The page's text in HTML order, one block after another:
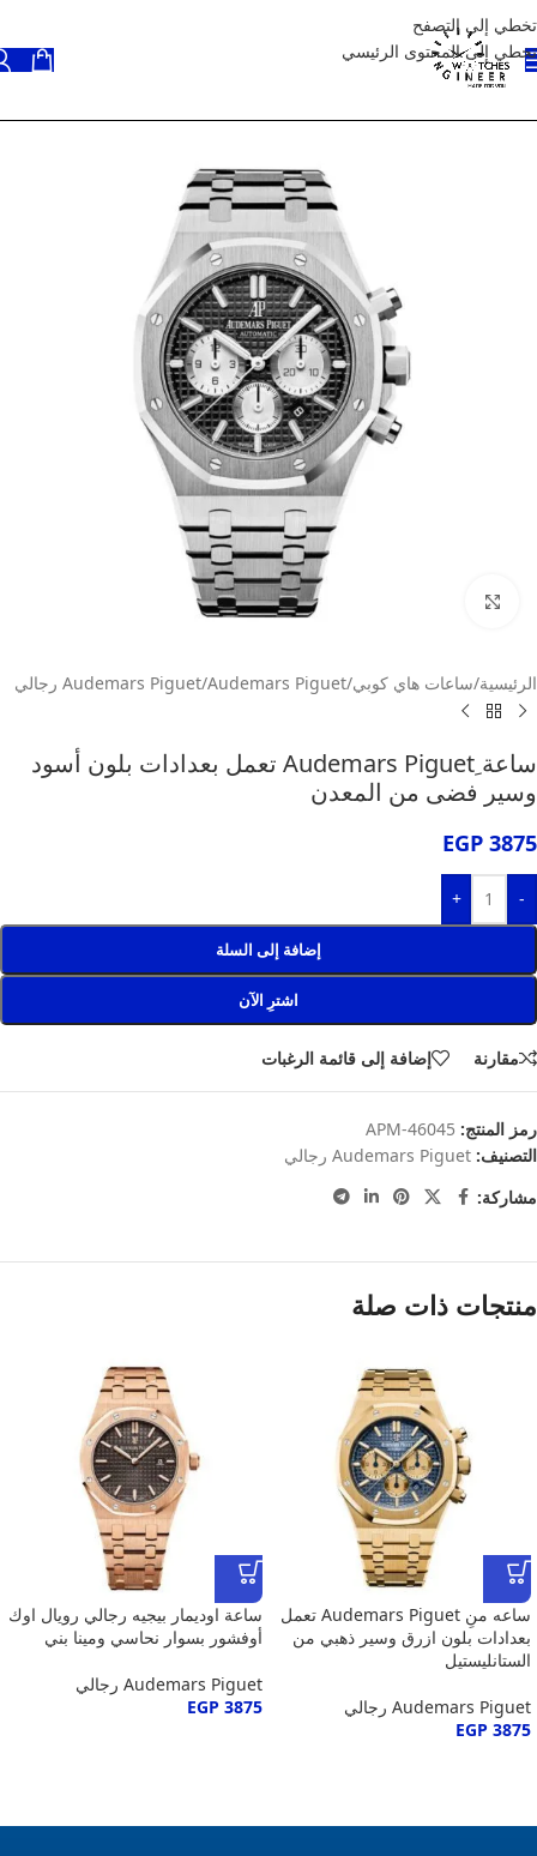
تخطي إلى التصفح
تخطي إلى المحتوى الرئيسي
الرئيسية/ساعات هاي كوبي/
Audemars Piguet
/Audemars Piguet رجالي
ساعة ِAudemars Piguet تعمل بعدادات بلون أسود
وسير فضى من المعدن
EGP 3875
-
+
إضافة إلى السلة
اشترِ الآن
مقارنة إضافة إلى قائمة الرغبات
رمز المنتج: APM-46045
التصنيف: Audemars Piguet رجالي
مشاركة:
منتجات ذات صلة
ساعه منِ Audemars Piguet تعمل
بعدادات بلون ازرق وسير ذهبي من
الستانليستيل
Audemars Piguet رجالي
EGP 3875
ساعة اوديمار بيجيه رجالي رويال اوك
أوفشور بسوار نحاسي ومينا بني
Audemars Piguet رجالي
EGP 3875